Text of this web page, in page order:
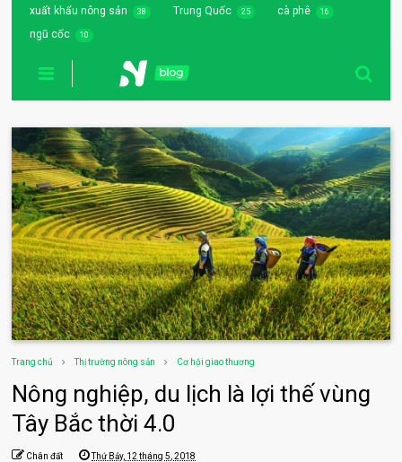
xuất khẩu nông sản 38 Trung Quốc 25 cà phê 16
ngũ cốc 10
Trang chủ Thị trường nông sản Cơ hội giao thương
Nông nghiệp, du lịch là lợi thế vùng
Tây Bắc thời 4.0
Chân đất Thứ Bảy, 12 tháng 5, 2018